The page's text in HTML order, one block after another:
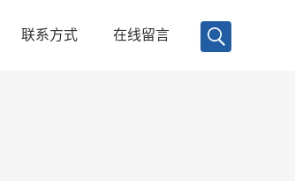
联系方式 在线留言